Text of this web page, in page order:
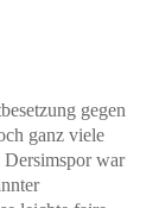
gegen
ganz viele
Dersimspor war